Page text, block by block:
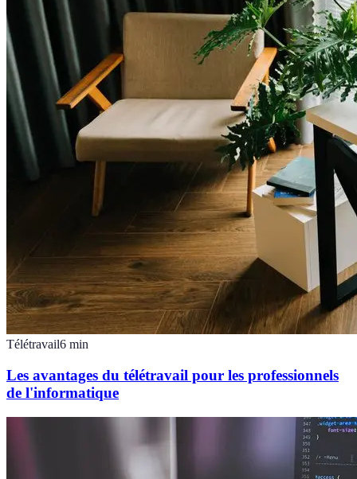
Télétravail6 min
Les avantages du télétravail pour les professionnels
de l'informatique